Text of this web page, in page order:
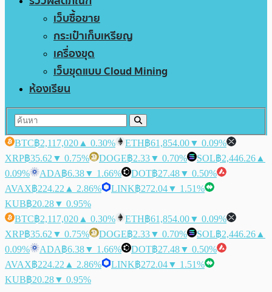
เว็บซื้อขาย
กระเป๋าเก็บเหรียญ
เครื่องขุด
เว็บขุดแบบ Cloud Mining
ห้องเรียน
BTC฿2,117,020 ▲ 0.30% ETH฿61,854.00▼ 0.09%
XRP฿35.62 ▼ 0.75% DOGE฿2.33▼ 0.70% SOL฿2,446.26 ▲
0.09%
ADA฿6.38▼ 1.66% DOT฿27.48▼ 0.50%
AVAX฿224.22 ▲ 2.86% LINK฿272.04▼ 1.51%
KUB฿20.28▼ 0.95%
BTC฿2,117,020 ▲ 0.30% ETH฿61,854.00▼ 0.09%
XRP฿35.62 ▼ 0.75% DOGE฿2.33▼ 0.70% SOL฿2,446.26 ▲
0.09%
ADA฿6.38▼ 1.66% DOT฿27.48▼ 0.50%
AVAX฿224.22 ▲ 2.86% LINK฿272.04▼ 1.51%
KUB฿20.28▼ 0.95%